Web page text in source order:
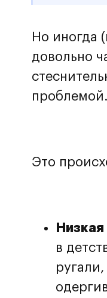
Но иногда
довольно
проблемой.
Это
в